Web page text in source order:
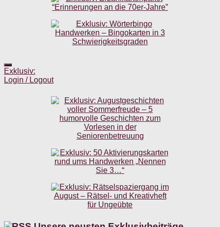
Exklusiv:
Login / Logout